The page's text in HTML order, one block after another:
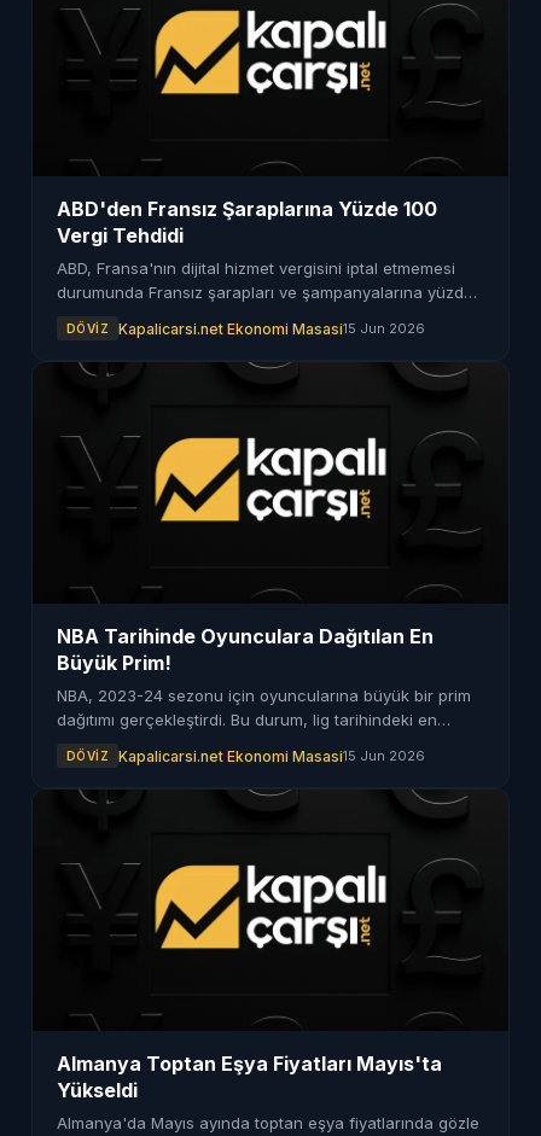
ABD'den Fransız Şaraplarına Yüzde 100
Vergi Tehdidi
ABD, Fransa'nın dijital hizmet vergisini iptal etmemesi
durumunda Fransız şarapları ve şampanyalarına yüzde
DÖVIZ Kapalicarsi.net Ekonomi Masasi15 Jun 2026
NBA Tarihinde Oyunculara Dağıtılan En
Büyük Prim!
NBA, 2023-24 sezonu için oyuncularına büyük bir prim
dağıtımı gerçekleştirdi. Bu durum, lig tarihindeki en
DÖVIZ Kapalicarsi.net Ekonomi Masasi15 Jun 2026
Almanya Toptan Eşya Fiyatları Mayıs'ta
Yükseldi
Almanya'da Mayıs ayında toptan eşya fiyatlarında gözle